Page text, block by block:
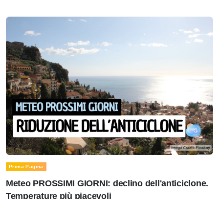
Prima Pagina
Meteo PROSSIMI GIORNI: declino dell'anticiclone.
Temperature più piacevoli